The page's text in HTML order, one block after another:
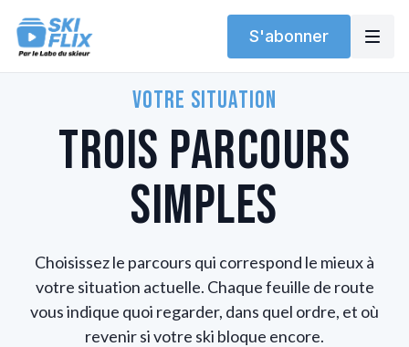
S'abonner
Votre situation
Trois parcours
simples
Choisissez le parcours qui correspond le mieux à
votre situation actuelle. Chaque feuille de route
vous indique quoi regarder, dans quel ordre, et où
revenir si votre ski bloque encore.